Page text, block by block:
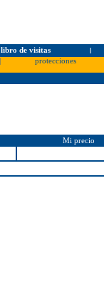
libro de visitas l
protecciones
Mi precio